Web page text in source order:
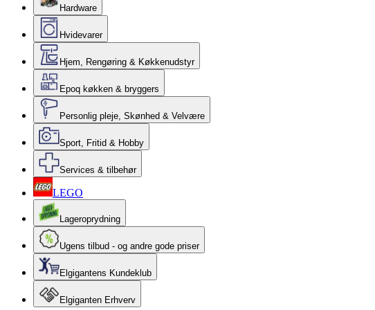
Hardware
Hvidevarer
Hjem, Rengøring & Køkkenudstyr
Epoq køkken & bryggers
Personlig pleje, Skønhed & Velvære
Sport, Fritid & Hobby
Services & tilbehør
LEGO
Lageroprydning
Ugens tilbud - og andre gode priser
Elgigantens Kundeklub
Elgiganten Erhverv